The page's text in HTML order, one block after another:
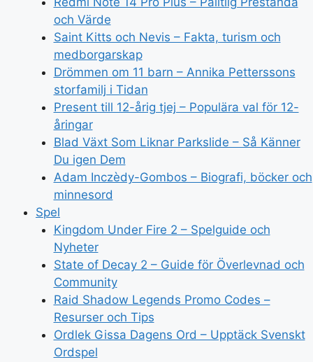
och Värde
Saint Kitts och Nevis – Fakta, turism och
medborgarskap
Drömmen om 11 barn – Annika Petterssons
storfamilj i Tidan
Present till 12-årig tjej – Populära val för 12-
åringar
Blad Växt Som Liknar Parkslide – Så Känner
Du igen Dem
Adam Inczèdy-Gombos – Biografi, böcker och
minnesord
Spel
Kingdom Under Fire 2 – Spelguide och
Nyheter
State of Decay 2 – Guide för Överlevnad och
Community
Raid Shadow Legends Promo Codes –
Resurser och Tips
Ordlek Gissa Dagens Ord – Upptäck Svenskt
Ordspel